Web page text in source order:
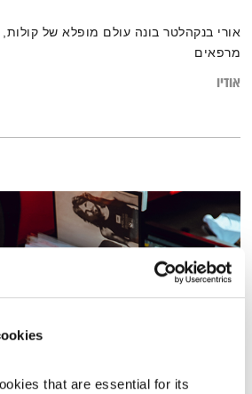
that are essential for its
אורי בנקהלטר בונה עולם מופלא של קולות,
מרפאים
אודיו